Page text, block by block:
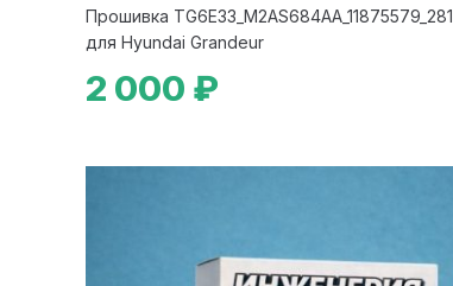
Прошивка
для Hyundai Grandeur
2 000 ₽